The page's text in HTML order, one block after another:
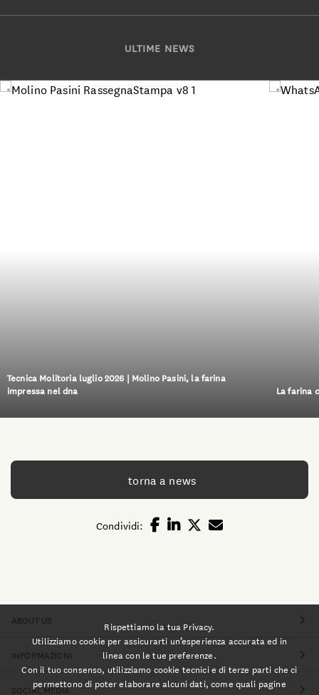
ULTIME NEWS
Tecnica Molitoria luglio 2026 | Molino Pasini, la farina
impressa nel dna
La farina
torna a news
Condividi:
ABOUT US
INFORMAZIONI
SOCIAL MEDIA
Rispettiamo la tua Privacy.
Utilizziamo cookie per assicurarti un’esperienza accurata ed in
linea con le tue preferenze.
Con il tuo consenso, utilizziamo cookie tecnici e di terze parti che ci
permettono di poter elaborare alcuni dati, come quali pagine